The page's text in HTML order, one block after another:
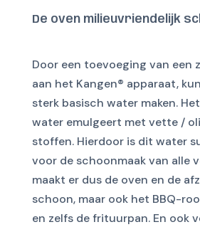
De oven milieuvriendelijk
Door een toevoeging van een
aan het Kangen® apparaat,
sterk basisch water maken.
water emulgeert met vette /
stoffen. Hierdoor is dit water
voor de schoonmaak van alle
maakt er dus de oven en de
schoon, maar ook het BBQ-
en zelfs de frituurpan. En ook